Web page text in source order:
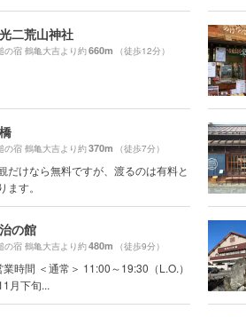
二荒山神社
の宿 鶴亀大吉より約660m （徒歩12分）
の宿 鶴亀大吉より約370m （徒歩7分）
だけなら無料ですが、渡るのは有料と
ます。
の館
の宿 鶴亀大吉より約480m （徒歩9分）
業時間 ＜通常＞ 11:00～19:30（L.O.）
月下旬...